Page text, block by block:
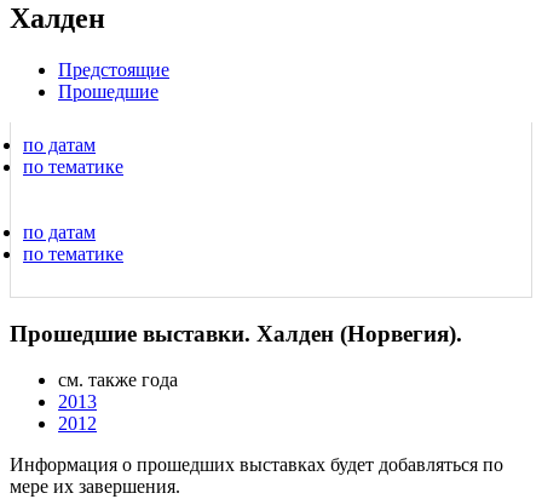
Халден
Предстоящие
Прошедшие
по датам
по тематике
по датам
по тематике
Прошедшие выставки. Халден (Норвегия).
см. также года
2013
2012
Информация о прошедших выставках будет добавляться по
мере их завершения.